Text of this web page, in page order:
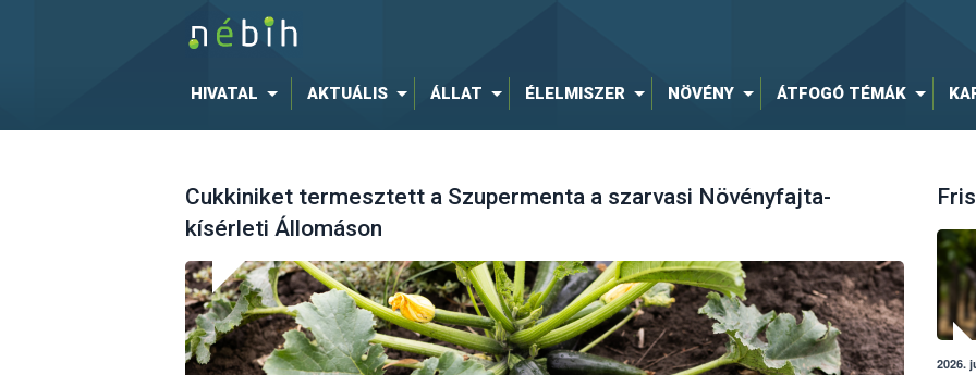
HIVATAL AKTUÁLIS ÁLLAT ÉLELMISZER NÖVÉNY ÁTFOGÓ TÉMÁK
Cukkiniket termesztett a Szupermenta a szarvasi Növényfajta-
kísérleti Állomáson
2026.